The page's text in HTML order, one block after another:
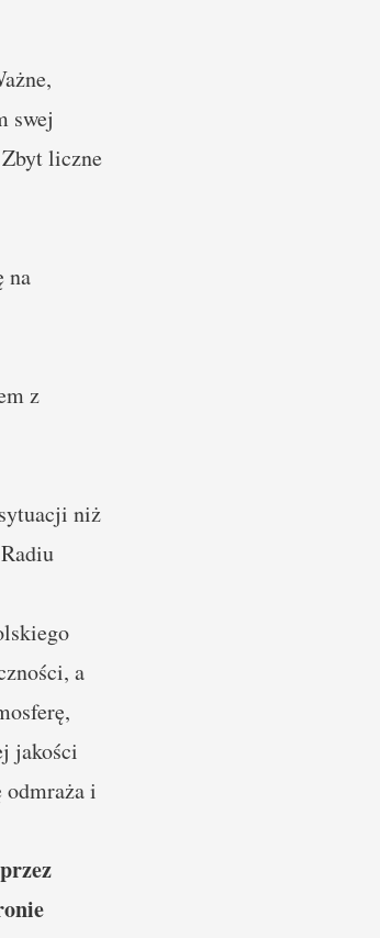
swej
liczne
na
z
niż
a
jakości
i